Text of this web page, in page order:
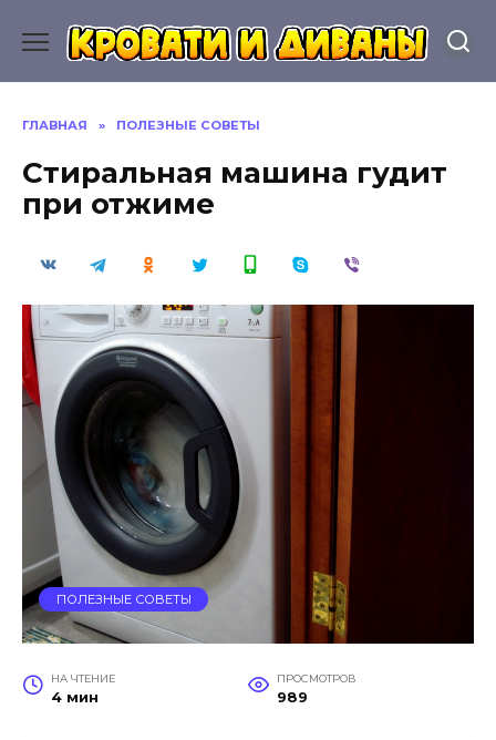
содержанию
ГЛАВНАЯ » ПОЛЕЗНЫЕ СОВЕТЫ
Стиральная машина гудит
при отжиме
ПОЛЕЗНЫЕ СОВЕТЫ
НА ЧТЕНИЕ
4 мин
ПРОСМОТРОВ
989